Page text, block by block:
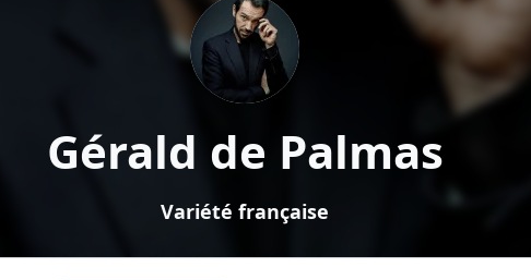
Gérald de Palmas
Variété française